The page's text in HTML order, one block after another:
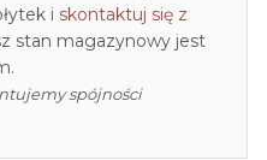
i skontaktuj się z
stan magazynowy jest
spójności